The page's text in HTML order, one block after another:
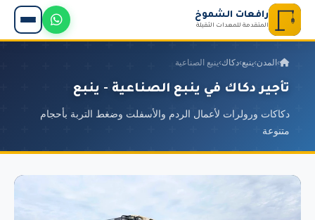
رافعات الشموخ
المتقدمة للمعدات الثقيلة
› المدن›ينبع›دكاك›ينبع الصناعية
تأجير دكاك في ينبع الصناعية - ينبع
دكاكات ورولرات لأعمال الردم والأسفلت وضغط التربة بأحجام
متنوعة